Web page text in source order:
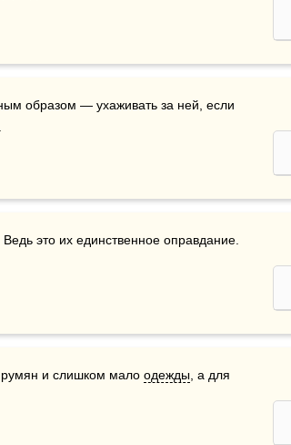
образом — ухаживать за ней, если
это их единственное оправдание.
и слишком мало одежды , а для